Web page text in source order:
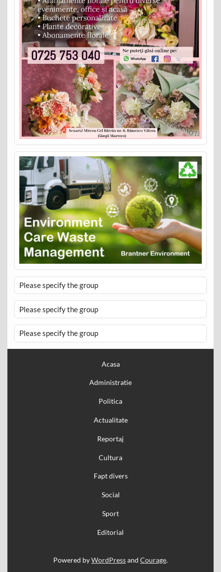
Please specify the group
Please specify the group
Please specify the group
Acasa
Administratie
Politica
Actualitate
Reportaj
Cultura
Fapt divers
Social
Sport
Editorial
Powered byWordPressand Courage.